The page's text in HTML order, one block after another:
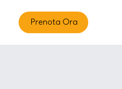
Prenota Ora